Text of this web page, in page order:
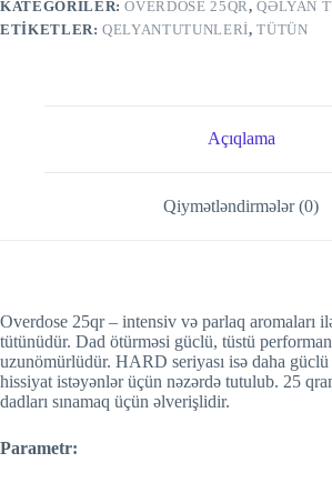
KATEGORILER:OVERDOSE 25QR ,QƏLYAN
ETIKETLER:QELYANTUTUNLERI,TÜTÜN
Açıqlama
Qiymətləndirmələr (0)
Overdose 25qr – intensiv və parlaq aromaları
tütünüdür. Dad ötürməsi güclü, tüstü
uzunömürlüdür. HARD seriyası isə daha
hissiyat istəyənlər üçün nəzərdə tutulub. 25
dadları sınamaq üçün əlverişlidir.
Parametr: